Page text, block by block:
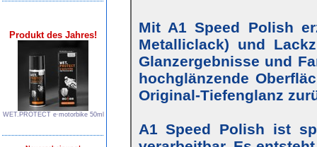
Produkt des Jahres!
WET.PROTECT e∙motorbike 50ml
Mit A1 Speed Polish
Metalliclack) und
Glanzergebnisse und
hochglänzende
Original-Tiefenglanz
A1 Speed Polish ist